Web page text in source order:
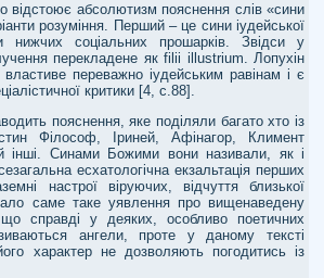
відстоює абсолютизм пояснення слів «сини
розуміння. Перший – це сини іудейської
нижчих соціальних прошарків. Звідси у
перекладене як filii illustrium. Лопухін
переважно іудейським равінам і є
критики [4, с.88].
пояснення, яке поділяли багато хто із
Філософ, Іриней, Афінагор, Климент
інші. Синами Божими вони називали, як і
есхатологічна екзальтація перших
настрої віруючих, відчуття близької
саме таке уявлення про вищенаведену
справді у деяких, особливо поетичних
ангели, проте у даному тексті
характер не дозволяють погодитись із